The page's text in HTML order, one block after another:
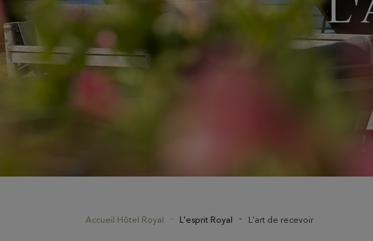
Accueil Hôtel Royal L'esprit Royal L'art de recevoir